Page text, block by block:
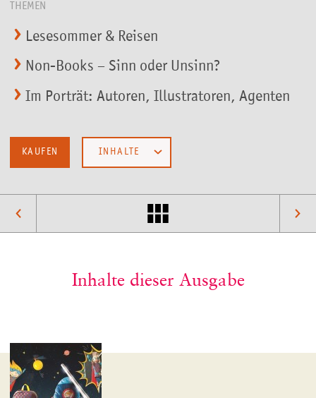
THEMEN
Lesesommer & Reisen
Non-Books – Sinn oder Unsinn?
Im Porträt: Autoren, Illustratoren, Agenten
KAUFEN INHALTE
Inhalte dieser Ausgabe